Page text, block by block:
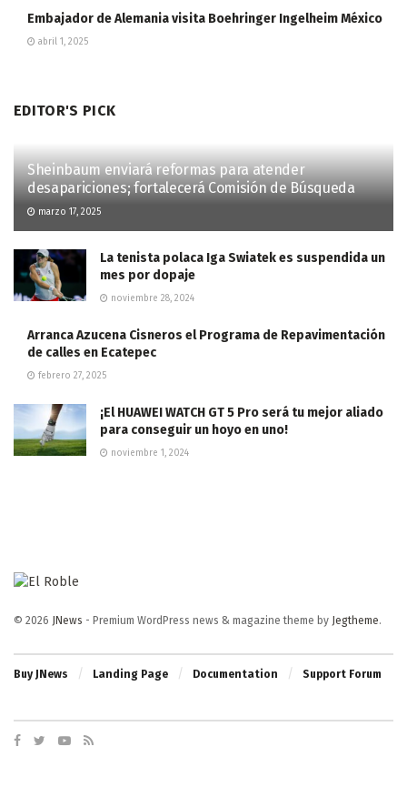
Embajador de Alemania visita Boehringer Ingelheim México
abril 1, 2025
EDITOR'S PICK
Sheinbaum enviará reformas para atender
desapariciones; fortalecerá Comisión de Búsqueda
marzo 17, 2025
La tenista polaca Iga Swiatek es suspendida un
mes por dopaje
noviembre 28, 2024
Arranca Azucena Cisneros el Programa de Repavimentación
de calles en Ecatepec
febrero 27, 2025
¡El HUAWEI WATCH GT 5 Pro será tu mejor aliado
para conseguir un hoyo en uno!
noviembre 1, 2024
© 2026 JNews - Premium WordPress news & magazine theme by Jegtheme.
Buy JNews Landing Page Documentation Support Forum